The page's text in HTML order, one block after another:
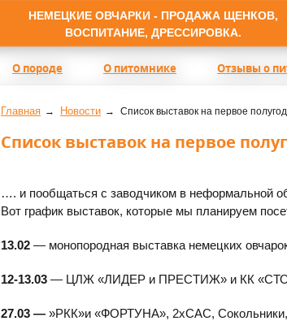
НЕМЕЦКИЕ ОВЧАРКИ - ПРОДАЖА ЩЕНКОВ,
ВОСПИТАНИЕ, ДРЕССИРОВКА.
О породе О питомнике Отзывы о
Главная Новости Список выставок на первое
Список выставок на первое
…. и пообщаться с заводчиком в неформальной
Вот график выставок, которые мы планируем
13.02 — монопородная выставка немецких
12-13.03 — ЦЛЖ «ЛИДЕР и ПРЕСТИЖ» и КК
27.03 — »РКК»и «ФОРТУНА», 2хСАС,